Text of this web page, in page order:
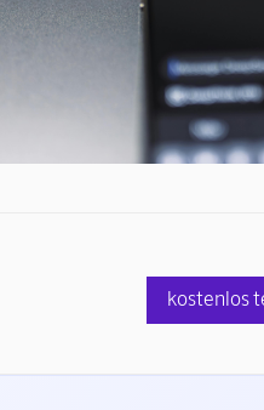
kostenlos